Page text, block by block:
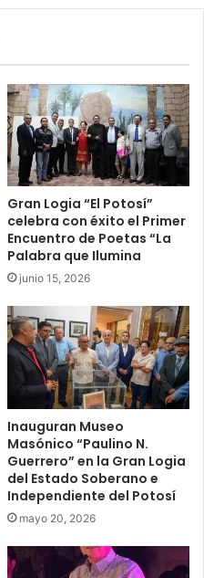
Gran Logia “El Potosí”
celebra con éxito el Primer
Encuentro de Poetas “La
Palabra que Ilumina
junio 15, 2026
Inauguran Museo
Masónico “Paulino N.
Guerrero” en la Gran Logia
del Estado Soberano e
Independiente del Potosí
mayo 20, 2026